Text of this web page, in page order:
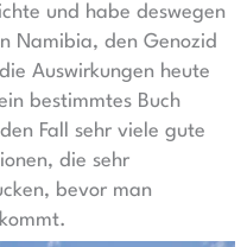
und habe deswegen
Namibia, den Genozid
Auswirkungen heute
bestimmtes Buch
Fall sehr viele gute
die sehr
bevor man